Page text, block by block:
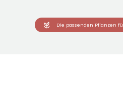
Die passenden Pflanzen